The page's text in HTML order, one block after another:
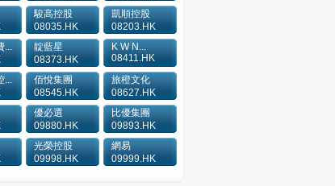
駿高控股
08035.HK
凱順控股
08203.HK
...
靛藍星
08373.HK
K W N...
08411.HK
...
佰悅集團
08545.HK
旅橙文化
08627.HK
優必選
09880.HK
比優集團
09893.HK
光榮控股
09998.HK
網易
09999.HK